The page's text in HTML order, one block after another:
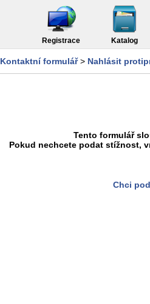
Registrace Katalog
Kontaktní formulář> Nahlásit
Tento formulář
Pokud nechcete podat stížnost,
Chci